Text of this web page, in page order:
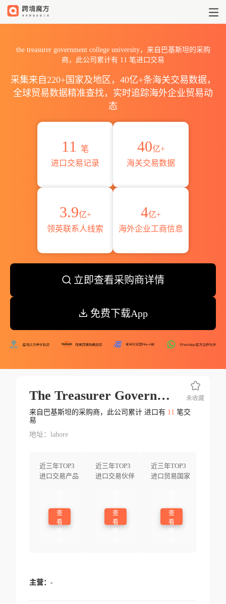
the treasurer government college university，来自巴基斯坦的采购
商，此公司累计有 11 笔进口交易
采集来自220+国家及地区，40亿+条海关交易数据，
全球贸易数据精准查找，实时追踪海外企业贸易动
态
11
笔
进口交易记录
40亿+
海关交易数据
3.9亿+
领英联系人线索
4亿+
海外企业工商信息
立即查看采购商详情
免费下载App
The Treasurer Government College University
来自巴基斯坦的采购商，此公司累计 进口有 11 笔交
易
地址：lahore
近三年TOP3
进口交易产品
查
看
近三年TOP3
进口交易伙伴
查
看
近三年TOP3
进口贸易国家
查
看
未收藏
主营： -